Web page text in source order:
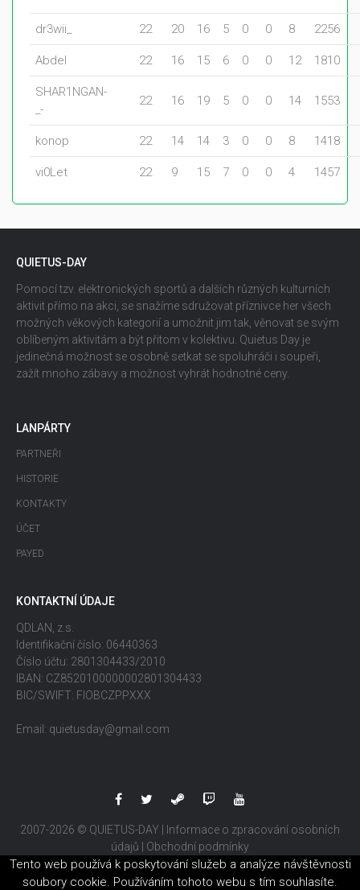
dr3wii_ 22 20 16 5 0 0 8 2256
Abdel 22 16 15 6 0 0 12 1810
SHAR1NGAN-
_-
22 16 19 5 0 0 14 1553
konop 22 14 14 3 0 0 8 1418
vi0Let 22 9 15 7 0 0 4 1457
QUIETUS-DAY
Pomocí tzv. elektronických sportů a dalších různých kulturních
aktivit přímo na akci, se snažíme sdružovat příznivce her všech
možných věkových kategorií a umožnit jim tak, věnovat se svým
oblíbeným aktivitám a být přitom v kolektivu. Quietus Day je
jedinečná možnost se osobně setkat se spoluhráči i soupeři,
zažít mnoho zábavy a možnost vyhrát hodnotné ceny.
LANPÁRTY
PARTNEŘI
HISTORIE
KONTAKTY
ÚČET
PAYED
KONTAKTNÍ ÚDAJE
QDLAN, z.s.
Identifikační číslo: 06440363
Číslo účtu: 2801304433/2010
IBAN: CZ8520100000002801304433
BIC/SWIFT: FIOBCZPPXXX
Email: quietusday@gmail.com
2007-2026 © QUIETUS-DAY |
Informace o zpracování osobních
údajů
Obchodní podmínky
Tento web používá k poskytování služeb a analýze návštěvnosti
soubory cookie. Používáním tohoto webu s tím souhlasíte.